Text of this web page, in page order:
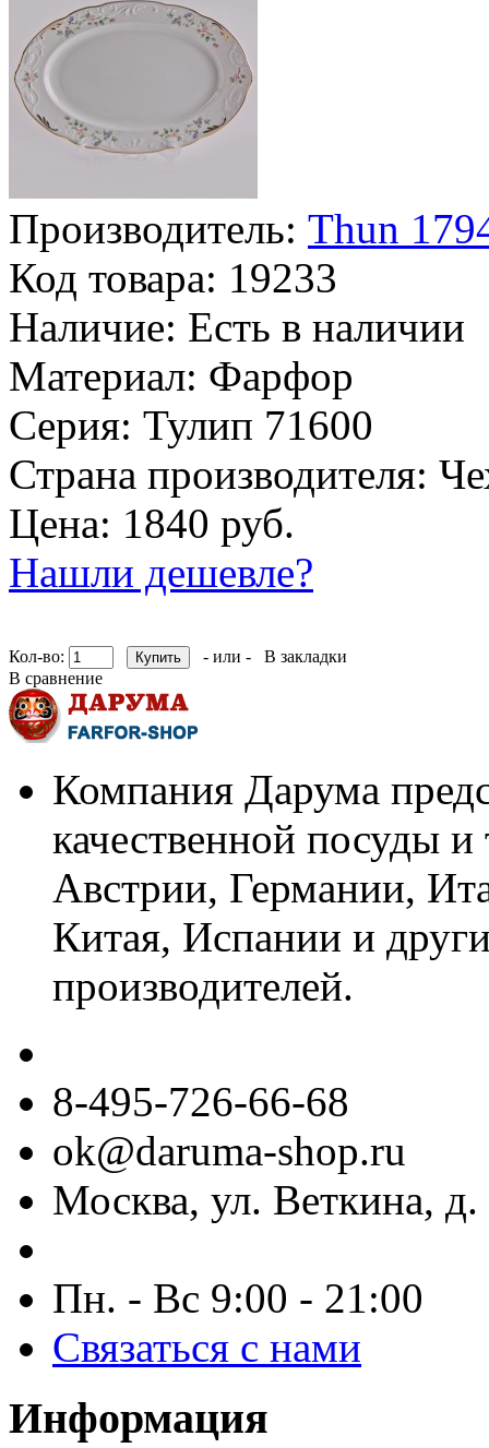
Производитель: Thun
Код товара: 19233
Наличие: Есть в наличии
Материал: Фарфор
Серия: Тулип 71600
Страна производителя:
Цена: 1840 руб.
Нашли дешевле?
Кол-во: - или -
В закладки
В сравнение
Компания Дарума
качественной посуды
Австрии, Германии,
Китая, Испании и
производителей.
8-495-726-66-68
ok@daruma-shop.ru
Москва, ул. Веткина, д.
Пн. - Вс 9:00 - 21:00
Связаться с нами
Информация